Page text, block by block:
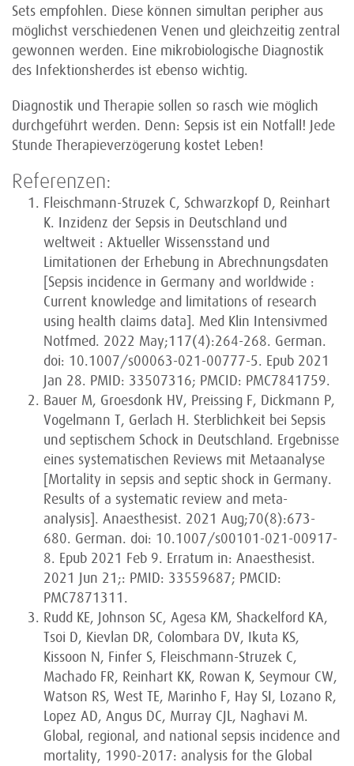
Sets empfohlen. Diese können simultan peripher aus
möglichst verschiedenen Venen und gleichzeitig zentral
gewonnen werden. Eine mikrobiologische Diagnostik
des Infektionsherdes ist ebenso wichtig.
Diagnostik und Therapie sollen so rasch wie möglich
durchgeführt werden. Denn: Sepsis ist ein Notfall! Jede
Stunde Therapieverzögerung kostet Leben!
Referenzen:
Fleischmann-Struzek C, Schwarzkopf D, Reinhart
K. Inzidenz der Sepsis in Deutschland und
weltweit : Aktueller Wissensstand und
Limitationen der Erhebung in Abrechnungsdaten
[Sepsis incidence in Germany and worldwide :
Current knowledge and limitations of research
using health claims data]. Med Klin Intensivmed
Notfmed. 2022 May;117(4):264-268. German.
doi: 10.1007/s00063-021-00777-5. Epub 2021
Jan 28. PMID: 33507316; PMCID: PMC7841759.
Bauer M, Groesdonk HV, Preissing F, Dickmann P,
Vogelmann T, Gerlach H. Sterblichkeit bei Sepsis
und septischem Schock in Deutschland. Ergebnisse
eines systematischen Reviews mit Metaanalyse
[Mortality in sepsis and septic shock in Germany.
Results of a systematic review and meta-
analysis]. Anaesthesist. 2021 Aug;70(8):673-
680. German. doi: 10.1007/s00101-021-00917-
8. Epub 2021 Feb 9. Erratum in: Anaesthesist.
2021 Jun 21;: PMID: 33559687; PMCID:
PMC7871311.
Rudd KE, Johnson SC, Agesa KM, Shackelford KA,
Tsoi D, Kievlan DR, Colombara DV, Ikuta KS,
Kissoon N, Finfer S, Fleischmann-Struzek C,
Machado FR, Reinhart KK, Rowan K, Seymour CW,
Watson RS, West TE, Marinho F, Hay SI, Lozano R,
Lopez AD, Angus DC, Murray CJL, Naghavi M.
Global, regional, and national sepsis incidence and
mortality, 1990-2017: analysis for the Global